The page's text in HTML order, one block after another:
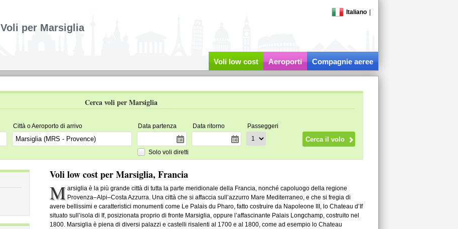
Italiano
Voli per Marsiglia
Voli low cost Aeroporti Compagnie aeree
Cerca voli per Marsiglia
Città o Aeroporto di arrivo Data partenza Data ritorno Passeggeri
Solo voli diretti
Voli low cost per Marsiglia, Francia
M arsiglia è la più grande città di tutta la parte meridionale della Francia, nonché capoluogo della regione
Provenza–Alpi–Costa Azzurra. Una città che si affaccia sull’azzurro Mare Mediterraneo, e che si fregia di
avere bellissimi e caratteristici monumenti come Le Palais du Pharo, fatto costruire da Napoleone III, lo Chateau d’If
situato sull’isola di If, posizionata proprio di fronte Marsiglia, oppure l’affascinante Palais Longchamp, costruito nel
1800. Marsiglia è piena di diversi palazzi e castelli risalenti al 1700 e al 1800, come ad esempio lo Chateau